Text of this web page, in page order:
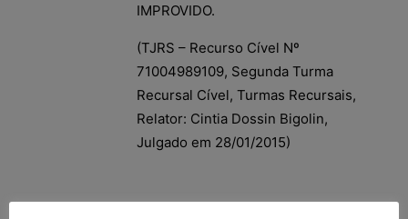
IMPROVIDO.
(TJRS – Recurso Cível Nº
71004989109, Segunda Turma
Recursal Cível, Turmas Recursais,
Relator: Cintia Dossin Bigolin,
Julgado em 28/01/2015)